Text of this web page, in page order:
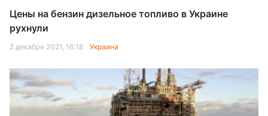
Цены на бензин дизельное топливо в Украине
рухнули
2 декабря 2021, 16:18 Украина